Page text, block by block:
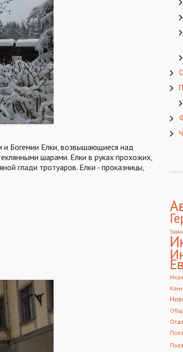
Богемии Елки, возвышающиеся над
шарами. Елки в руках прохожих,
глади тротуаров. Елки - проказницы,